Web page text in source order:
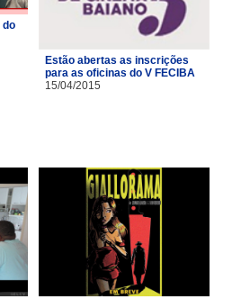
do
Estão abertas as inscrições
para as oficinas do V FECIBA
15/04/2015